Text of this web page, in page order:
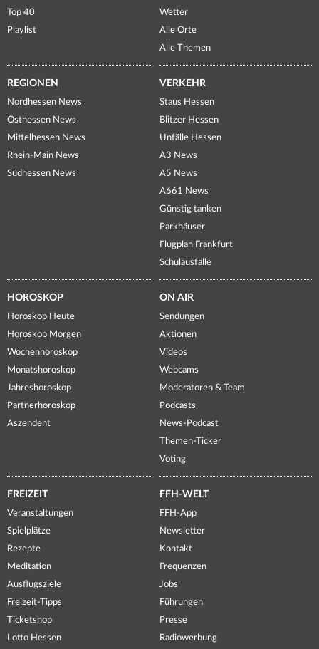
Top 40
Playlist
Wetter
Alle Orte
Alle Themen
REGIONEN
Nordhessen News
Osthessen News
Mittelhessen News
Rhein-Main News
Südhessen News
VERKEHR
Staus Hessen
Blitzer Hessen
Unfälle Hessen
A3 News
A5 News
A661 News
Günstig tanken
Parkhäuser
Flugplan Frankfurt
Schulausfälle
HOROSKOP
Horoskop Heute
Horoskop Morgen
Wochenhoroskop
Monatshoroskop
Jahreshoroskop
Partnerhoroskop
Aszendent
ON AIR
Sendungen
Aktionen
Videos
Webcams
Moderatoren & Team
Podcasts
News-Podcast
Themen-Ticker
Voting
FREIZEIT
Veranstaltungen
Spielplätze
Rezepte
Meditation
Ausflugsziele
Freizeit-Tipps
Ticketshop
Lotto Hessen
FFH-WELT
FFH-App
Newsletter
Kontakt
Frequenzen
Jobs
Führungen
Presse
Radiowerbung